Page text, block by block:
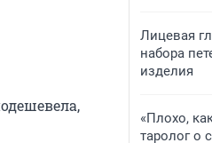
Лицевая
набора
изделия
«Плохо,
таролог о